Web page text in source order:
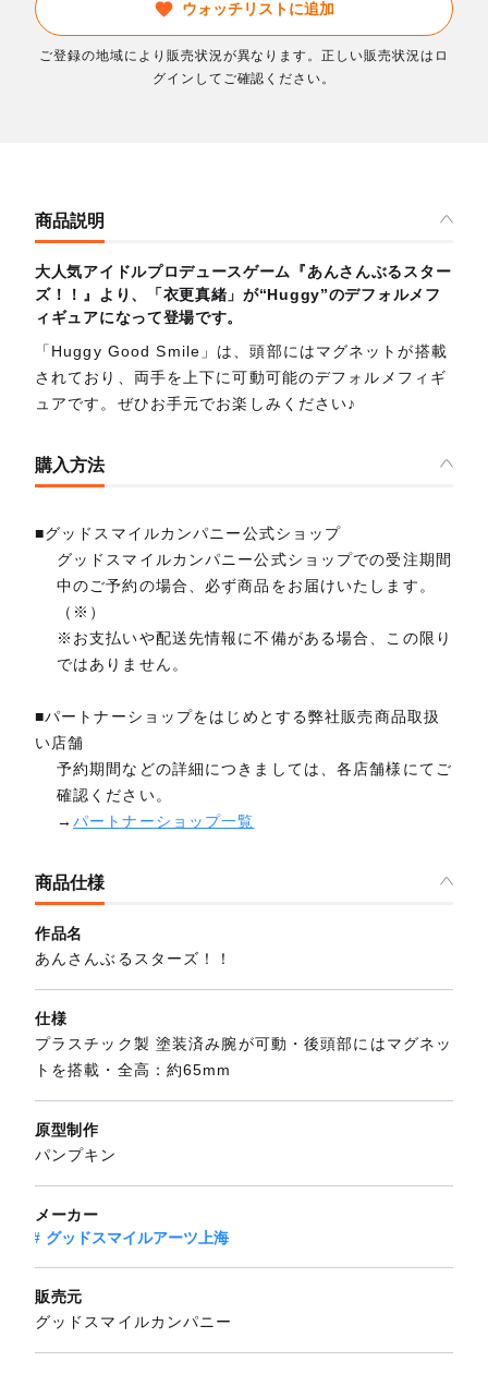
ウォッチリストに追加
ご登録の地域により販売状況が異なります。正しい販売状況はロ
グインしてご確認ください。
商品説明
大人気アイドルプロデュースゲーム『あんさんぶるスター
ズ！！』より、「衣更真緒」が“Huggy”のデフォルメフ
ィギュアになって登場です。
「Huggy Good Smile」は、頭部にはマグネットが搭載
されており、両手を上下に可動可能のデフォルメフィギ
ュアです。ぜひお手元でお楽しみください♪
購入方法
■グッドスマイルカンパニー公式ショップ
グッドスマイルカンパニー公式ショップでの受注期間
中のご予約の場合、必ず商品をお届けいたします。
（※）
※お支払いや配送先情報に不備がある場合、この限り
ではありません。
■パートナーショップをはじめとする弊社販売商品取扱
い店舗
予約期間などの詳細につきましては、各店舗様にてご
確認ください。
→パートナーショップ一覧
商品仕様
作品名
あんさんぶるスターズ！！
仕様
プラスチック製 塗装済み腕が可動・後頭部にはマグネッ
トを搭載・全高：約65mm
原型制作
パンプキン
メーカー
グッドスマイルアーツ上海
販売元
グッドスマイルカンパニー